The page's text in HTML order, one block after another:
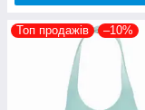
Топ продажів –10%